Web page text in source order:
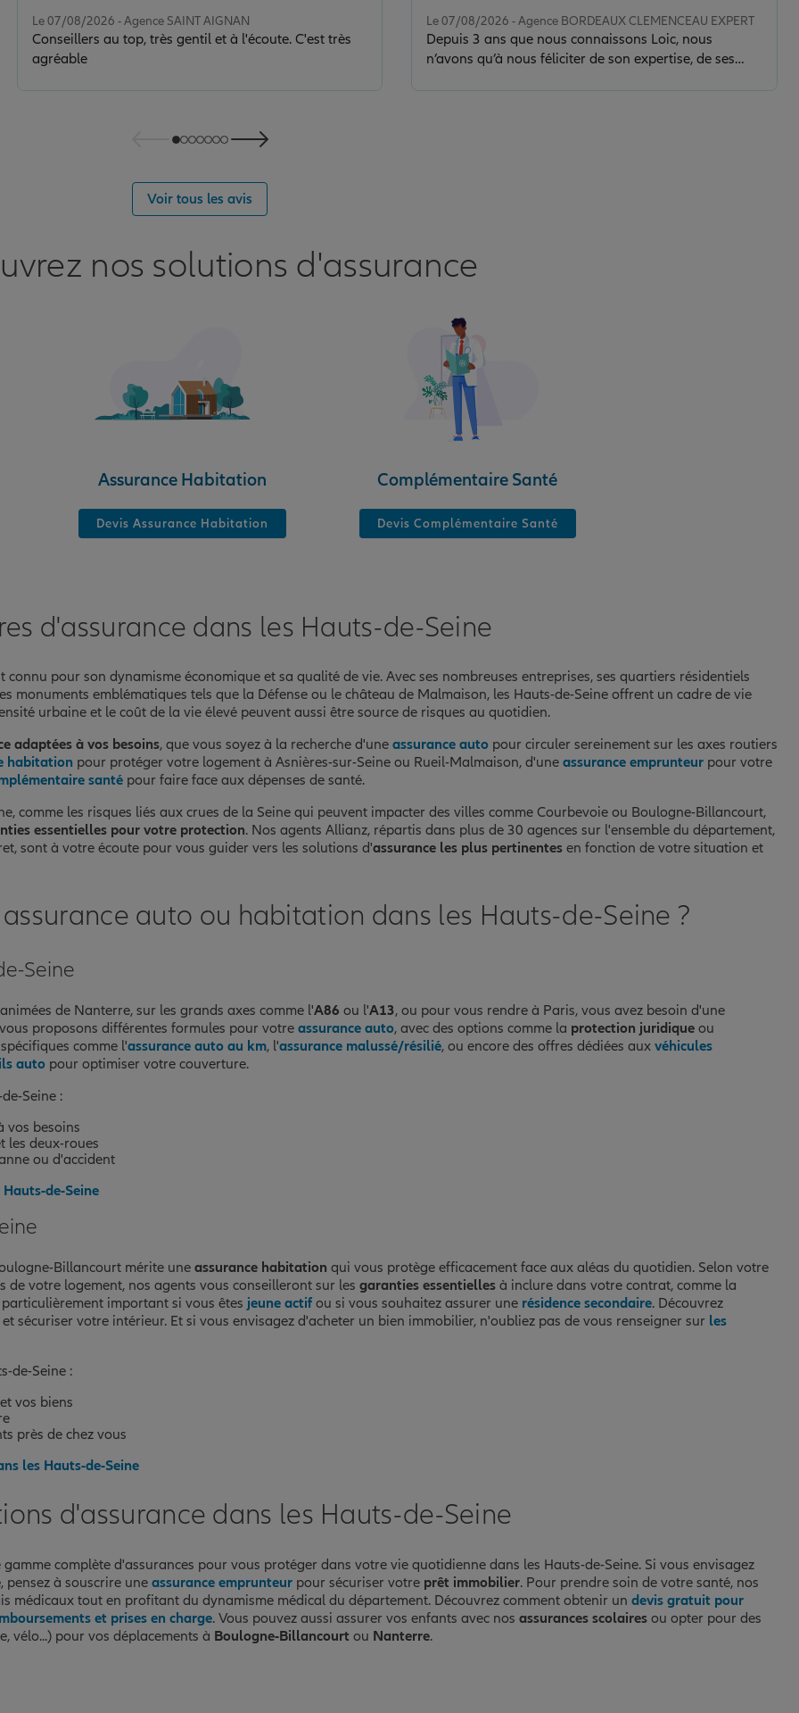
Le 07/08/2026 - Agence SAINT AIGNAN
Conseillers au top, très gentil et à l'écoute. C'est très
agréable
Le 07/08/2026 - Agence BORDEAUX CLEMENCEAU EXPERT
Depuis 3 ans que nous connaissons Loic, nous
n’avons qu’à nous féliciter de son expertise, de ses
Voir tous les avis
nos solutions d'assurance
Assurance Habitation
Devis Assurance Habitation
Complémentaire Santé
Devis Complémentaire Santé
d'assurance dans les Hauts-de-Seine
connu pour son dynamisme économique et sa qualité de vie. Avec ses nombreuses entreprises, ses quartiers résidentiels
monuments emblématiques tels que la Défense ou le château de Malmaison, les Hauts-de-Seine offrent un cadre de vie
urbaine et le coût de la vie élevé peuvent aussi être source de risques au quotidien.
adaptées à vos besoins, que vous soyez à la recherche d'une assurance auto pour circuler sereinement sur les axes routiers
habitation pour protéger votre logement à Asnières-sur-Seine ou Rueil-Malmaison, d'une assurance emprunteur pour votre
santé pour faire face aux dépenses de santé.
comme les risques liés aux crues de la Seine qui peuvent impacter des villes comme Courbevoie ou Boulogne-Billancourt,
essentielles pour votre protection. Nos agents Allianz, répartis dans plus de 30 agences sur l'ensemble du département,
sont à votre écoute pour vous guider vers les solutions d'assurance les plus pertinentes en fonction de votre situation et
auto ou habitation dans les Hauts-de-Seine ?
Seine
de Nanterre, sur les grands axes comme l'A86 ou l'A13, ou pour vous rendre à Paris, vous avez besoin d'une
proposons différentes formules pour votre assurance auto, avec des options comme la protection juridique ou
comme l'assurance auto au km, l'assurance malussé/résilié, ou encore des offres dédiées aux véhicules
auto pour optimiser votre couverture.
Seine :
vos besoins
les deux-roues
ou d'accident
de-Seine
Billancourt mérite uneassurance habitation qui vous protège efficacement face aux aléas du quotidien. Selon votre
votre logement, nos agents vous conseilleront sur les garanties essentielles à inclure dans votre contrat, comme la
important si vous êtes jeune actif ou si vous souhaitez assurer une résidence secondaire. Découvrez
sécuriser votre intérieur. Et si vous envisagez d'acheter un bien immobilier, n'oubliez pas de vous renseigner sur les
de-Seine :
vos biens
près de chez vous
les Hauts-de-Seine
d'assurance dans les Hauts-de-Seine
complète d'assurances pour vous protéger dans votre vie quotidienne dans les Hauts-de-Seine. Si vous envisagez
, pensez à souscrire une assurance emprunteur pour sécuriser votre prêt immobilier. Pour prendre soin de votre santé, nos
médicaux tout en profitant du dynamisme médical du département. Découvrez comment obtenir un devis gratuit pour
et prises en charge. Vous pouvez aussi assurer vos enfants avec nos assurances scolaires ou opter pour des
vélo...) pour vos déplacements à Boulogne-Billancourt ou Nanterre.